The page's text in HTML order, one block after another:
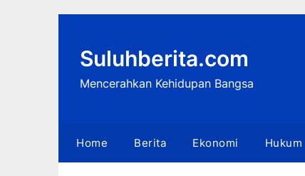
Suluhberita.com
Mencerahkan Kehidupan Bangsa
Home Berita Ekonomi Hukum